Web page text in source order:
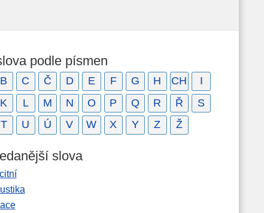
podle písmen
B C Č D E F G H CH
I
K L M N O P Q R Ř
S
T U Ú V W X Y Z Ž
slova